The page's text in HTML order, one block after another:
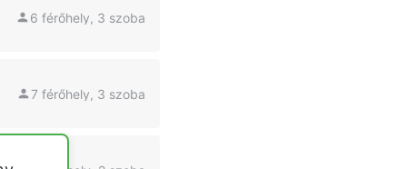
6 férőhely, 3 szoba
7 férőhely, 3 szoba